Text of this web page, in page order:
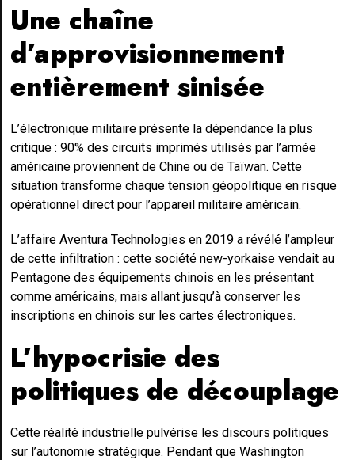
Une chaîne
d’approvisionnement
entièrement sinisée
L’électronique militaire présente la dépendance la plus
critique : 90% des circuits imprimés utilisés par l’armée
américaine proviennent de Chine ou de Taïwan. Cette
situation transforme chaque tension géopolitique en risque
opérationnel direct pour l’appareil militaire américain.
L’affaire Aventura Technologies en 2019 a révélé l’ampleur
de cette infiltration : cette société new-yorkaise vendait au
Pentagone des équipements chinois en les présentant
comme américains, mais allant jusqu’à conserver les
inscriptions en chinois sur les cartes électroniques.
L’hypocrisie des
politiques de découplage
Cette réalité industrielle pulvérise les discours politiques
sur l’autonomie stratégique. Pendant que Washington